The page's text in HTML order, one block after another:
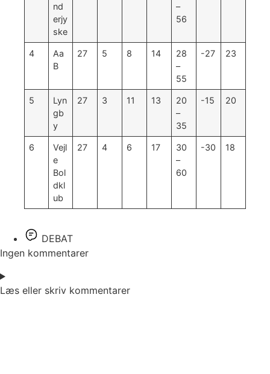
nd
erjy
ske
–
56
4
Aa
B
27 5 8 14
28
–
55
-27 23
5
Lyn
gb
y
27 3 11 13
20
–
35
-15 20
6
Vejl
e
Bol
dkl
ub
27 4 6 17
30
–
60
-30 18
DEBAT
Ingen kommentarer
Læs eller skriv kommentarer